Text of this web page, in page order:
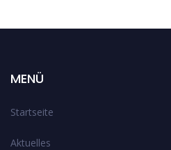
MENÜ
Startseite
Aktuelles